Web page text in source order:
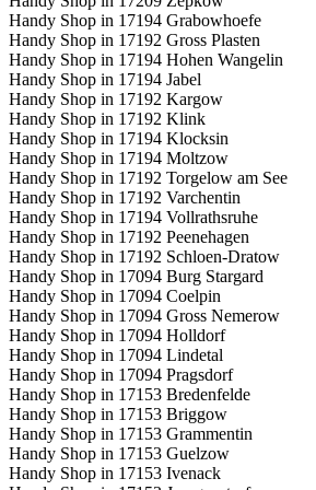
Handy Shop in 17194 Grabowhoefe
Handy Shop in 17192 Gross Plasten
Handy Shop in 17194 Hohen Wangelin
Handy Shop in 17194 Jabel
Handy Shop in 17192 Kargow
Handy Shop in 17192 Klink
Handy Shop in 17194 Klocksin
Handy Shop in 17194 Moltzow
Handy Shop in 17192 Torgelow am See
Handy Shop in 17192 Varchentin
Handy Shop in 17194 Vollrathsruhe
Handy Shop in 17192 Peenehagen
Handy Shop in 17192 Schloen-Dratow
Handy Shop in 17094 Burg Stargard
Handy Shop in 17094 Coelpin
Handy Shop in 17094 Gross Nemerow
Handy Shop in 17094 Holldorf
Handy Shop in 17094 Lindetal
Handy Shop in 17094 Pragsdorf
Handy Shop in 17153 Bredenfelde
Handy Shop in 17153 Briggow
Handy Shop in 17153 Grammentin
Handy Shop in 17153 Guelzow
Handy Shop in 17153 Ivenack